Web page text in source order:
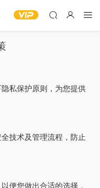
隐私保护原则，为您提供
技术及管理流程，防止
便您做出合适的选择，